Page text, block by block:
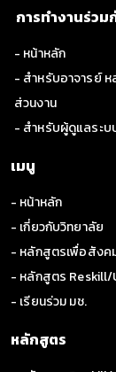
เ
การทำงานร่วม
- หน้าหลัก
- สำหรับอาจารย์
ส่วนงาน
- สำหรับผู้ดูแลระบ
เมนู
- หน้าหลัก
- เกี่ยวกับวิทยาลัย
- หลักสูตรเพื่อสังค
- หลักสูตร Reskill/
- เรียนร่วม มช.
หลักสูตร